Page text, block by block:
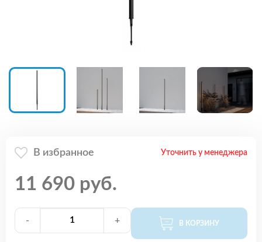
В избранное Уточнить у менеджера
11 690 руб.
- + В КОРЗИНУ